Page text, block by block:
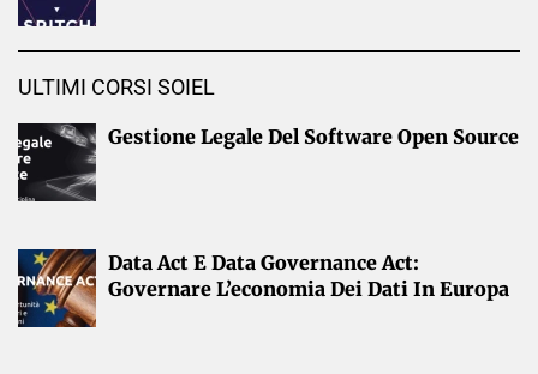
ULTIMI CORSI SOIEL
Gestione Legale Del Software Open Source
Data Act E Data Governance Act:
Governare L’economia Dei Dati In Europa